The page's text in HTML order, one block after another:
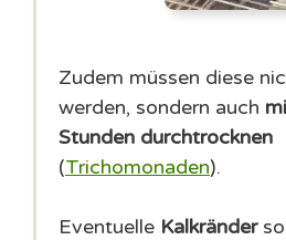
Zudem müssen diese
werden, sondern auch
Stunden durchtrocknen
(Trichomonaden).
Eventuelle Kalkränder